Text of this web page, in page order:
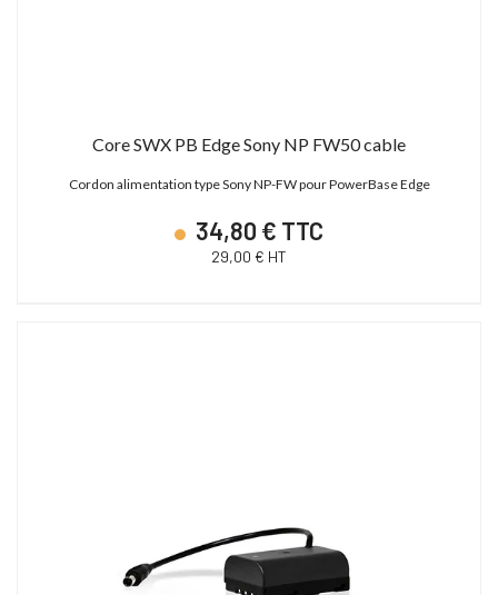
Core SWX PB Edge Sony NP FW50 cable
Cordon alimentation type Sony NP-FW pour PowerBase Edge
34,80 € TTC
29,00 € HT